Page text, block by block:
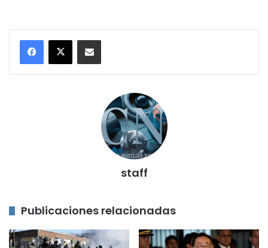
Compartir por correo electrónico
staff
Publicaciones relacionadas